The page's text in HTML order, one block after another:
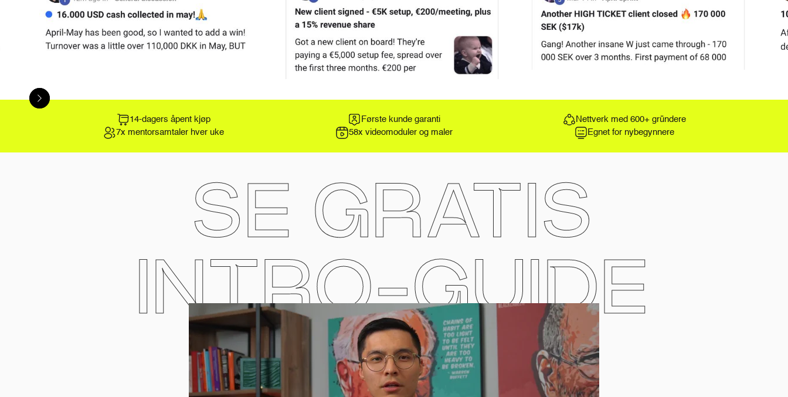
Slide 3 of 35.
14-dagers åpent kjøp
7x mentorsamtaler hver uke
Første kunde garanti
58x videomoduler og maler
Nettverk med 600+ gründere
Egnet for nybegynnere
SE GRATIS
INTRO-GUIDE